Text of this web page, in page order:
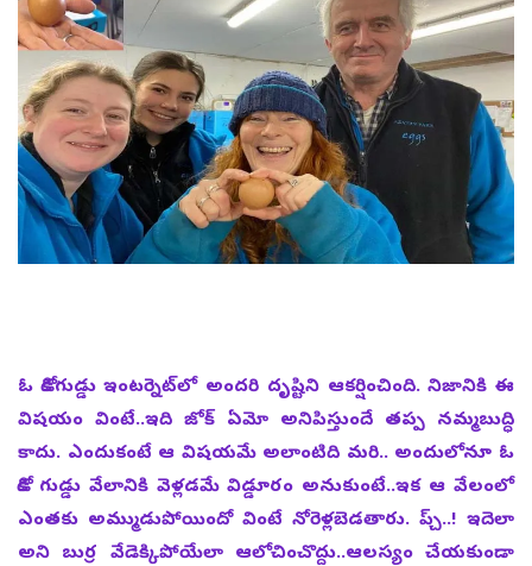
ఓ కోడిగుడ్డు ఇంటర్నెట్‌లో అందరి దృష్టిని ఆకర్షించింది. నిజానికి ఈ
విషయం వింటే..ఇది జోక్‌ ఏమో అనిపిస్తుందే తప్ప నమ్మబుద్ధి
కాదు. ఎందుకంటే ఆ విషయమే అలాంటిది మరి.. అందులోనూ ఓ
కోడి గుడ్డు వేలానికి వెళ్లడమే విడ్డూరం అనుకుంటే..ఇక ఆ వేలంలో
ఎంతకు అమ్ముడుపోయిందో వింటే నోరెళ్లబెడతారు. ప్చ్‌..! ఇదెలా
అని బుర్ర వేడెక్కిపోయేలా ఆలోచించొద్దు..ఆలస్యం చేయకుండా